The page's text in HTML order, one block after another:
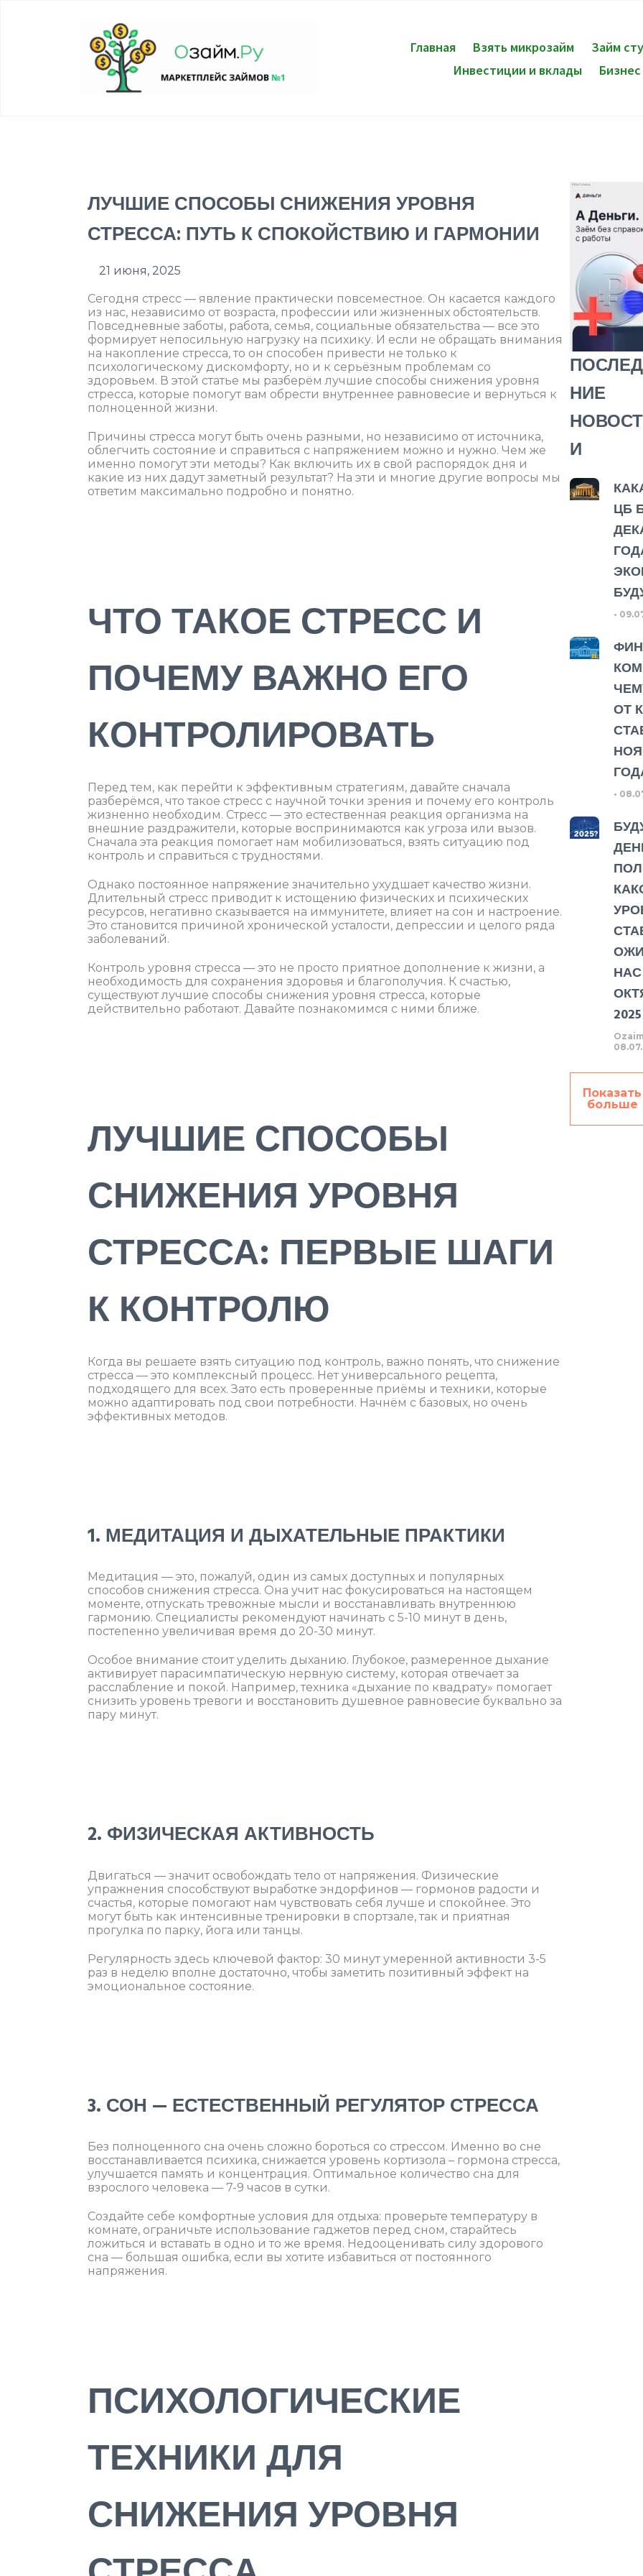
Главная Взять микрозайм Займ
Инвестиции и вклады
Бизнес
ЛУЧШИЕ СПОСОБЫ СНИЖЕНИЯ УРОВНЯ
СТРЕССА: ПУТЬ К СПОКОЙСТВИЮ И ГАРМОНИИ
21 июня, 2025
Сегодня стресс — явление практически повсеместное. Он касается каждого
из нас, независимо от возраста, профессии или жизненных обстоятельств.
Повседневные заботы, работа, семья, социальные обязательства — все это
формирует непосильную нагрузку на психику. И если не обращать внимания
на накопление стресса, то он способен привести не только к
психологическому дискомфорту, но и к серьёзным проблемам со
здоровьем. В этой статье мы разберём лучшие способы снижения уровня
стресса, которые помогут вам обрести внутреннее равновесие и вернуться к
полноценной жизни.
Причины стресса могут быть очень разными, но независимо от источника,
облегчить состояние и справиться с напряжением можно и нужно. Чем же
именно помогут эти методы? Как включить их в свой распорядок дня и
какие из них дадут заметный результат? На эти и многие другие вопросы мы
ответим максимально подробно и понятно.
ЧТО ТАКОЕ СТРЕСС И
ПОЧЕМУ ВАЖНО ЕГО
КОНТРОЛИРОВАТЬ
Перед тем, как перейти к эффективным стратегиям, давайте сначала
разберёмся, что такое стресс с научной точки зрения и почему его контроль
жизненно необходим. Стресс — это естественная реакция организма на
внешние раздражители, которые воспринимаются как угроза или вызов.
Сначала эта реакция помогает нам мобилизоваться, взять ситуацию под
контроль и справиться с трудностями.
Однако постоянное напряжение значительно ухудшает качество жизни.
Длительный стресс приводит к истощению физических и психических
ресурсов, негативно сказывается на иммунитете, влияет на сон и настроение.
Это становится причиной хронической усталости, депрессии и целого ряда
заболеваний.
Контроль уровня стресса — это не просто приятное дополнение к жизни, а
необходимость для сохранения здоровья и благополучия. К счастью,
существуют лучшие способы снижения уровня стресса, которые
действительно работают. Давайте познакомимся с ними ближе.
ЛУЧШИЕ СПОСОБЫ
СНИЖЕНИЯ УРОВНЯ
СТРЕССА: ПЕРВЫЕ ШАГИ
К КОНТРОЛЮ
Когда вы решаете взять ситуацию под контроль, важно понять, что снижение
стресса — это комплексный процесс. Нет универсального рецепта,
подходящего для всех. Зато есть проверенные приёмы и техники, которые
можно адаптировать под свои потребности. Начнём с базовых, но очень
эффективных методов.
1. МЕДИТАЦИЯ И ДЫХАТЕЛЬНЫЕ ПРАКТИКИ
Медитация — это, пожалуй, один из самых доступных и популярных
способов снижения стресса. Она учит нас фокусироваться на настоящем
моменте, отпускать тревожные мысли и восстанавливать внутреннюю
гармонию. Специалисты рекомендуют начинать с 5-10 минут в день,
постепенно увеличивая время до 20-30 минут.
Особое внимание стоит уделить дыханию. Глубокое, размеренное дыхание
активирует парасимпатическую нервную систему, которая отвечает за
расслабление и покой. Например, техника «дыхание по квадрату» помогает
снизить уровень тревоги и восстановить душевное равновесие буквально за
пару минут.
2. ФИЗИЧЕСКАЯ АКТИВНОСТЬ
Двигаться — значит освобождать тело от напряжения. Физические
упражнения способствуют выработке эндорфинов — гормонов радости и
счастья, которые помогают нам чувствовать себя лучше и спокойнее. Это
могут быть как интенсивные тренировки в спортзале, так и приятная
прогулка по парку, йога или танцы.
Регулярность здесь ключевой фактор: 30 минут умеренной активности 3-5
раз в неделю вполне достаточно, чтобы заметить позитивный эффект на
эмоциональное состояние.
3. СОН — ЕСТЕСТВЕННЫЙ РЕГУЛЯТОР СТРЕССА
Без полноценного сна очень сложно бороться со стрессом. Именно во сне
восстанавливается психика, снижается уровень кортизола – гормона стресса,
улучшается память и концентрация. Оптимальное количество сна для
взрослого человека — 7-9 часов в сутки.
Создайте себе комфортные условия для отдыха: проверьте температуру в
комнате, ограничьте использование гаджетов перед сном, старайтесь
ложиться и вставать в одно и то же время. Недооценивать силу здорового
сна — большая ошибка, если вы хотите избавиться от постоянного
напряжения.
ПСИХОЛОГИЧЕСКИЕ
ТЕХНИКИ ДЛЯ
СНИЖЕНИЯ УРОВНЯ
ПОСЛЕД
НИЕ
НОВОСТ
И
ЦБ
ОТ
Показать
больше